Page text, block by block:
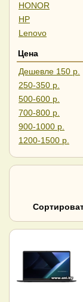
HONOR
HP
Lenovo
Samsung
Ноутбуки,
мониторы
Цена
Дешевле 150 р.
250-350 р.
500-600 р.
700-800 р.
900-1000 р.
1200-1500 р.